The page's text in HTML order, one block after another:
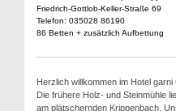
Friedrich-Gottlob-Keller-Straße 69
Telefon: 035028 86190
86 Betten + zusätzlich Aufbettung
Herzlich willkommen im Hotel garni
Die frühere Holz- und Steinmühle
am plätschernden Krippenbach.